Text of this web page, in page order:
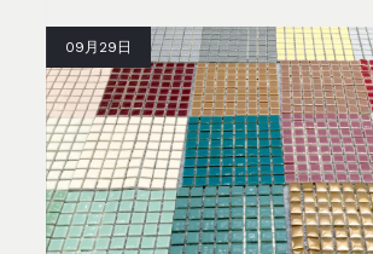
09月29日